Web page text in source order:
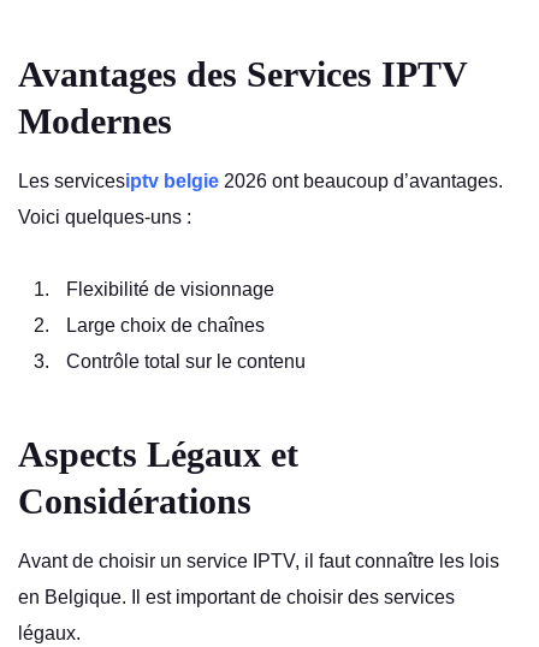
Avantages des Services IPTV
Modernes
Les servicesiptv belgie 2026 ont beaucoup d’avantages.
Voici quelques-uns :
Flexibilité de visionnage
Large choix de chaînes
Contrôle total sur le contenu
Aspects Légaux et
Considérations
Avant de choisir un service IPTV, il faut connaître les lois
en Belgique. Il est important de choisir des services
légaux.